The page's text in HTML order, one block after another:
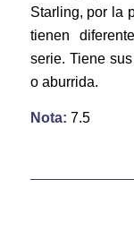
Starling, por la
tienen
serie. Tiene
o aburrida.
Nota: 7.5